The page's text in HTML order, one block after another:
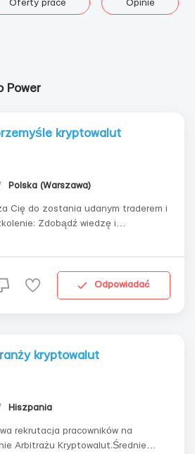
Oferty prace Opinie
Power
kryptowalut
Polska (Warszawa)
Cię do zostania udanym traderem i
doświadczonych mentorów.
w kontakcie...
Odpowiadać
kryptowalut
Hiszpania
rekrutacja pracowników na
Arbitrażu Kryptowalut.Średnie